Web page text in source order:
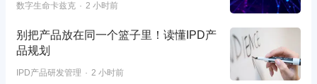
数字生命卡兹克 2 小时前
别把产品放在同一个篮子里！读懂IPD产
品规划
IPD产品研发管理 2 小时前